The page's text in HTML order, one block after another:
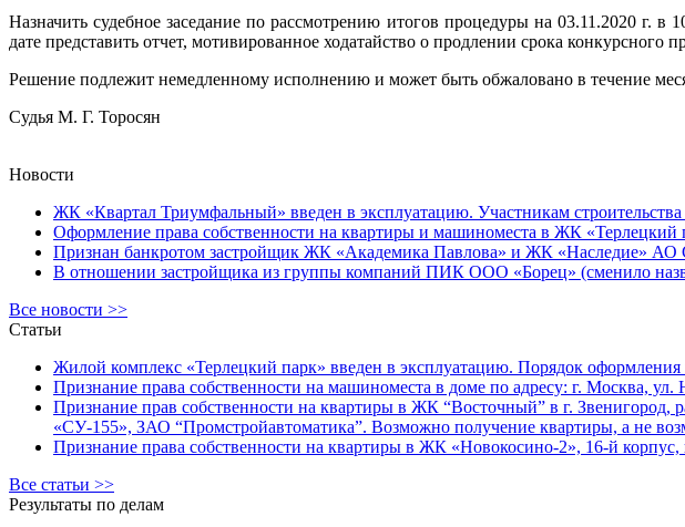
Назначить судебное заседание по рассмотрению итогов процедуры на 03.11.2020
дате представить отчет, мотивированное ходатайство о продлении срока конкурсного
Решение подлежит немедленному исполнению и может быть обжаловано в течение
Судья М. Г. Торосян
Новости
ЖК «Квартал Триумфальный» введен в эксплуатацию. Участникам
Оформление права собственности на квартиры и машиноместа в ЖК
Признан банкротом застройщик ЖК «Академика Павлова» и ЖК «Наследие»
В отношении застройщика из группы компаний ПИК ООО «Борец» (сменило
Все новости >>
Статьи
Жилой комплекс «Терлецкий парк» введен в эксплуатацию. Порядок
Признание права собственности на машиноместа в доме по адресу: г. Москва,
Признание прав собственности на квартиры в ЖК “Восточный” в г.
«СУ-155», ЗАО “Промстройавтоматика”. Возможно получение квартиры, а не
Признание права собственности на квартиры в ЖК «Новокосино-2», 16-й
Все статьи >>
Результаты по делам